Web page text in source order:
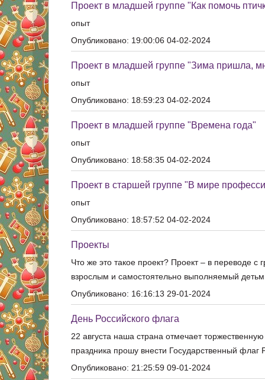
Проект в младшей группе "Как помочь
опыт
Опубликовано: 19:00:06 04-02-2024
Проект в младшей группе "Зима пришла,
опыт
Опубликовано: 18:59:23 04-02-2024
Проект в младшей группе "Времена года"
опыт
Опубликовано: 18:58:35 04-02-2024
Проект в старшей группе "В мире
опыт
Опубликовано: 18:57:52 04-02-2024
Проекты
Что же это такое проект? Проект – в переводе с
взрослым и самостоятельно выполняемый
Опубликовано: 16:16:13 29-01-2024
День Российского флага
22 августа наша страна отмечает
праздника прошу внести Государственный флаг
Опубликовано: 21:25:59 09-01-2024